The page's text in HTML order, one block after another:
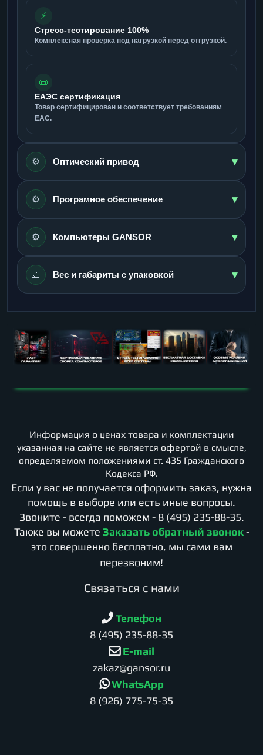
⚡
Стресс-тестирование 100%
Комплексная проверка под нагрузкой перед отгрузкой.
📜
ЕАЭС сертификация
Товар сертифицирован и соответствует требованиям
ЕАС.
⚙️ Оптический привод ▾
⚙️ Програмное обеспечение ▾
⚙️ Компьютеры GANSOR ▾
📐 Вес и габариты с упаковкой ▾
Информация о ценах товара и комплектации
указанная на сайте не является офертой в смысле,
определяемом положениями ст. 435 Гражданского
Кодекса РФ.
Если у вас не получается оформить заказ, нужна
помощь в выборе или есть иные вопросы.
Звоните - всегда поможем - 8 (495) 235-88-35.
Также вы можете Заказать обратный звонок -
это совершенно бесплатно, мы сами вам
перезвоним!
Cвязаться с нами
Телефон
8 (495) 235-88-35
E-mail
zakaz@gansor.ru
WhatsApp
8 (926) 775-75-35